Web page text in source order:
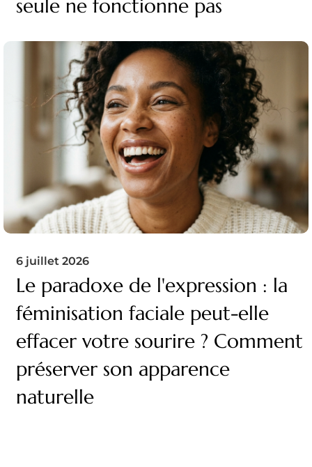
seule ne fonctionne pas
6 juillet 2026
Le paradoxe de l'expression : la
féminisation faciale peut-elle
effacer votre sourire ? Comment
préserver son apparence
naturelle